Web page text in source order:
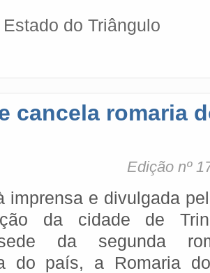
Estado do Triângulo
cancela romaria
Edição nº
imprensa e divulgada
da cidade de
da segunda
do país, a Romaria